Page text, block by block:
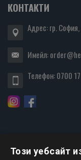
КОНТАКТИ
Адрес: гр.
Имейл:
Телефон:0700
Този уебсайт